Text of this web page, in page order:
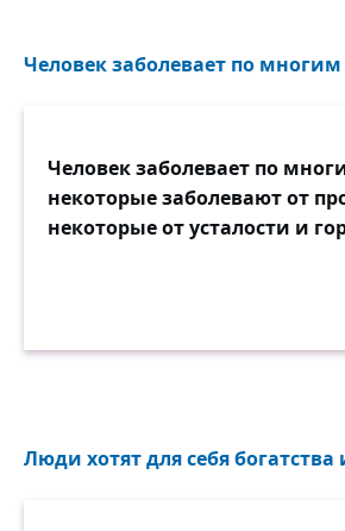
Человек заболевает по
Человек заболевает по
некоторые заболевают от
некоторые от усталости и
Люди хотят для себя богатства